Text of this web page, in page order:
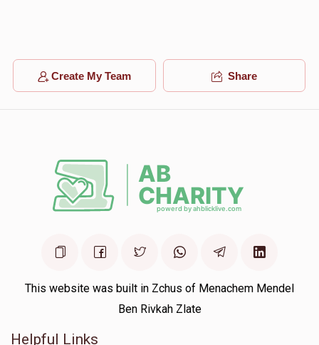
Create My Team Share
This website was built in Zchus of Menachem Mendel
Ben Rivkah Zlate
Helpful Links